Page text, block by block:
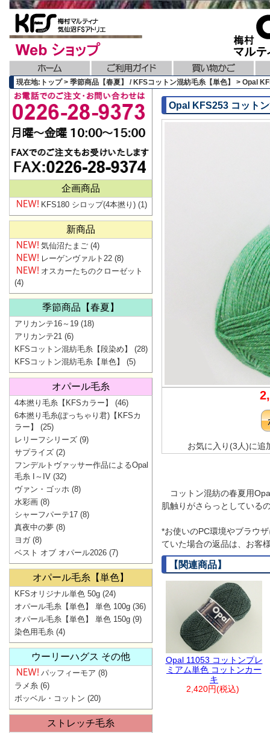
現在地:トップ > 季節商品【春夏】 / KFSコットン混紡毛糸【単色】 > Opal
Opal KFS253 コット
お気に入り(3人)に追
コットン混紡の春夏用
肌触りがさらっとしている
*お使いのPC環境やブラウ
ていた場合の返品は、お客
【関連商品】
Opal 11053 コットンプレ
ミアム単色 コットンカー
キ
2,420円(税込)
企画商品
KFS180 シロップ(4本撚り) (1)
新商品
気仙沼たまご (4)
レーゲンヴァルト22 (8)
オスカーたちのクローゼット
(4)
季節商品【春夏】
アリカンテ16～19 (18)
アリカンテ21 (6)
KFSコットン混紡毛糸【段染め】
(28)
KFSコットン混紡毛糸【単色】
(5)
オパール毛糸
4本撚り毛糸【KFSカラー】
(46)
6本撚り毛糸(ぽっちゃり君)【KFSカ
ラー】
(25)
レリーフシリーズ (9)
サプライズ (2)
フンデルトヴァッサー作品によるOpal
毛糸 I～IV (32)
ヴァン・ゴッホ (8)
水彩画 (8)
シャーフパーテ17 (8)
真夜中の夢 (8)
ヨガ(8)
ベスト オブ オパール2026 (7)
オパール毛糸【単色】
KFSオリジナル単色 50g (24)
オパール毛糸【単色】 単色 100g (36)
オパール毛糸【単色】 単色 150g (9)
染色用毛糸 (4)
ウーリーハグス その他
パッフィーモア (8)
ラメ糸 (6)
ボッベル・コットン (20)
ストレッチ毛糸